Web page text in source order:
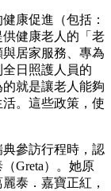
康促進（包括：
健康老人的「老
居家服務、專為
日照護人員的
的就是讓老人能夠
。這些政策，使
參訪行程時，認
Greta）。她原
泰．嘉寶正紅，